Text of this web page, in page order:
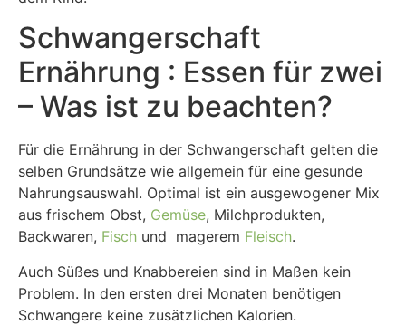
Schwangerschaft
Ernährung : Essen für zwei
– Was ist zu beachten?
Für die Ernährung in der Schwangerschaft gelten die
selben Grundsätze wie allgemein für eine gesunde
Nahrungsauswahl. Optimal ist ein ausgewogener Mix
aus frischem Obst, Gemüse, Milchprodukten,
Backwaren, Fisch und magerem Fleisch.
Auch Süßes und Knabbereien sind in Maßen kein
Problem. In den ersten drei Monaten benötigen
Schwangere keine zusätzlichen Kalorien.